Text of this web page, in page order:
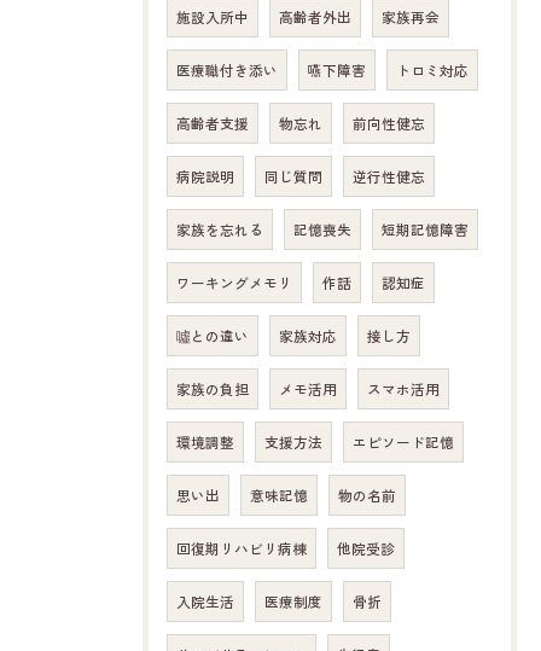
施設入所中 高齢者外出 家族再会
医療職付き添い 嚥下障害 トロミ対応
高齢者支援 物忘れ 前向性健忘
病院説明 同じ質問 逆行性健忘
家族を忘れる 記憶喪失 短期記憶障害
ワーキングメモリ 作話 認知症
噓との違い 家族対応 接し方
家族の負担 メモ活用 スマホ活用
環境調整 支援方法 エピソード記憶
思い出 意味記憶 物の名前
回復期リハビリ病棟 他院受診
入院生活 医療制度 骨折